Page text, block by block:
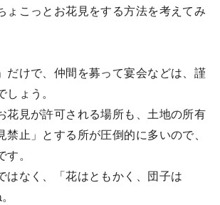
ょこっとお花見をする方法を考えてみ
だけで、仲間を募って宴会などは、謹
ょう。
花見が許可される場所も、土地の所有
止」とする所が圧倒的に多いので、
。
はなく、「花はともかく、団子は